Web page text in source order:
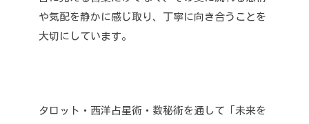
や気配を静かに感じ取り、丁寧に向き合うことを
大切にしています。
タロット・西洋占星術・数秘術を通して「未来を